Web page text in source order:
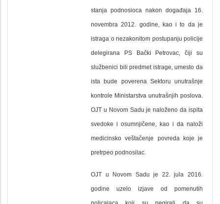
stanja podnosioca nakon događaja 16.
novembra 2012. godine, kao i to da je
istraga o nezakonitom postupanju policije
delegirana PS Bački Petrovac, čiji su
službenici bili predmet istrage, umesto da
ista bude poverena Sektoru unutrašnje
kontrole Ministarstva unutrašnjih poslova.
OJT u Novom Sadu je naloženo da ispita
svedoke i osumnjičene, kao i da naloži
medicinsko veštačenje povreda koje je
pretrpeo podnosilac.
OJT u Novom Sadu je 22. jula 2016.
godine uzelo izjave od pomenutih